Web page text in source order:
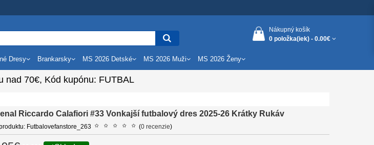
Nákupný košík
0 položka(iek) - 0.00€
Dresy Brankarsky MS 2026 Detské MS 2026 Muži MS 2026 Ženy
nad 70€, Kód kupónu: FUTBAL
Riccardo Calafiori #33 Vonkajší futbalový dres 2025-26 Krátky Rukáv
Futbalovefanstore_263 (0 recenzie)